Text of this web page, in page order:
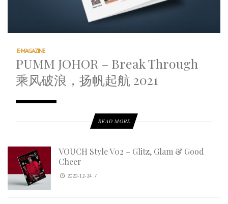
E-MAGAZINE
PUMM JOHOR – Break Through
乘风破浪，扬帆起航 2021
READ MORE
VOUCH Style V02 – Glitz, Glam & Good
Cheer
2020-12-24 /